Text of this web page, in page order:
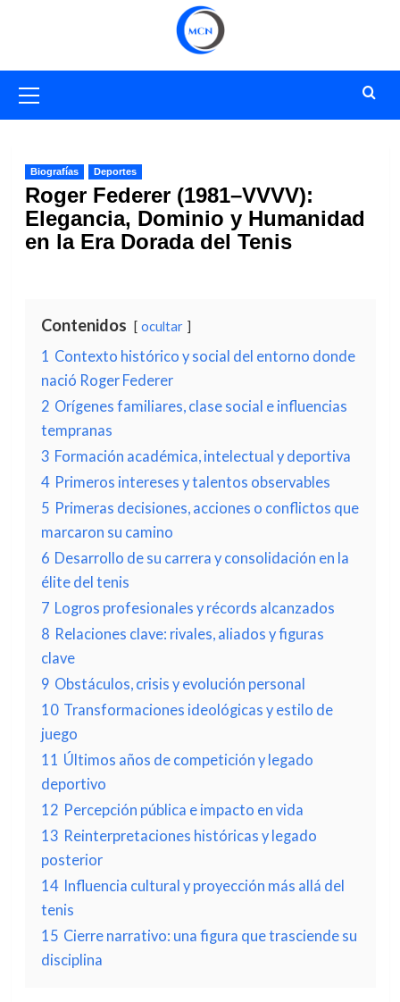
primario
Biografías Deportes
Roger Federer (1981–VVVV):
Elegancia, Dominio y Humanidad
en la Era Dorada del Tenis
Contenidos ocultar
1 Contexto histórico y social del entorno donde
nació Roger Federer
2 Orígenes familiares, clase social e influencias
tempranas
3 Formación académica, intelectual y deportiva
4 Primeros intereses y talentos observables
5 Primeras decisiones, acciones o conflictos que
marcaron su camino
6 Desarrollo de su carrera y consolidación en la
élite del tenis
7 Logros profesionales y récords alcanzados
8 Relaciones clave: rivales, aliados y figuras
clave
9 Obstáculos, crisis y evolución personal
10 Transformaciones ideológicas y estilo de
juego
11 Últimos años de competición y legado
deportivo
12 Percepción pública e impacto en vida
13 Reinterpretaciones históricas y legado
posterior
14 Influencia cultural y proyección más allá del
tenis
15 Cierre narrativo: una figura que trasciende su
disciplina